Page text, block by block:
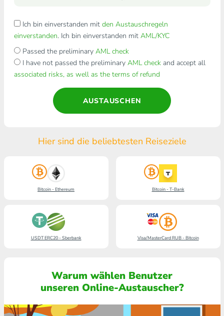
Ich bin einverstanden mit den Austauschregeln
einverstanden. Ich bin einverstanden mit AML/KYC
Passed the preliminary AML check
I have not passed the preliminary AML checkand accept all
associated risks, as well as the terms of refund
AUSTAUSCHEN
Hier sind die beliebtesten Reiseziele
Bitcoin - Ethereum Bitcoin - T-Bank
USDT ERC20 - Sberbank Visa/MasterCard RUB - Bitcoin
Warum wählen Benutzer
unseren Online-Austauscher?